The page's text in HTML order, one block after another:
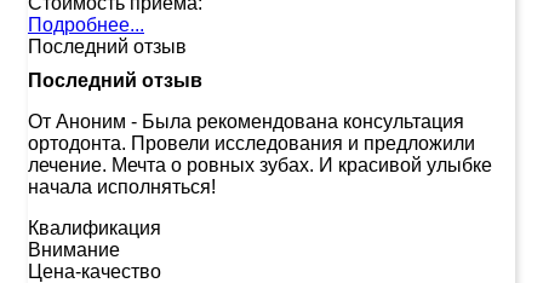
Подробнее...
Последний отзыв
Последний отзыв
От Аноним - Была рекомендована консультация
ортодонта. Провели исследования и предложили
лечение. Мечта о ровных зубах. И красивой улыбке
начала исполняться!
Квалификация
Внимание
Цена-качество